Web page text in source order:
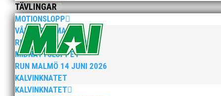
TÄVLINGAR
MOTIONSLOPP
VÅRRUSET MALMÖ
RUN MALMÖ 10K & 21K
MIDNATTSLOPPET
RUN MALMÖ 14 JUNI 2026
KALVINKNATET
KALVINKNATET
I sommar anordnas vår uppskattade friidrottsskola
och mellanmål i avgiften. v.25 (17-20 juni) v.26 (24-28